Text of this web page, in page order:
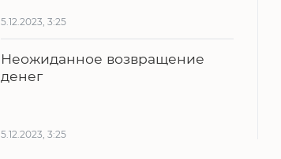
5.12.2023, 3:25
Неожиданное возвращение
денег
5.12.2023, 3:25